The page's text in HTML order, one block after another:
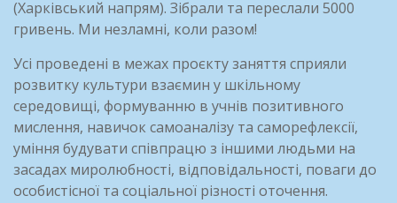
(Харківський напрям). Зібрали та переслали 5000
гривень. Ми незламні, коли разом!
Усі проведені в межах проєкту заняття сприяли
розвитку культури взаємин у шкільному
середовищі, формуванню в учнів позитивного
мислення, навичок самоаналізу та саморефлексії,
уміння будувати співпрацю з іншими людьми на
засадах миролюбності, відповідальності, поваги до
особистісної та соціальної різності оточення.